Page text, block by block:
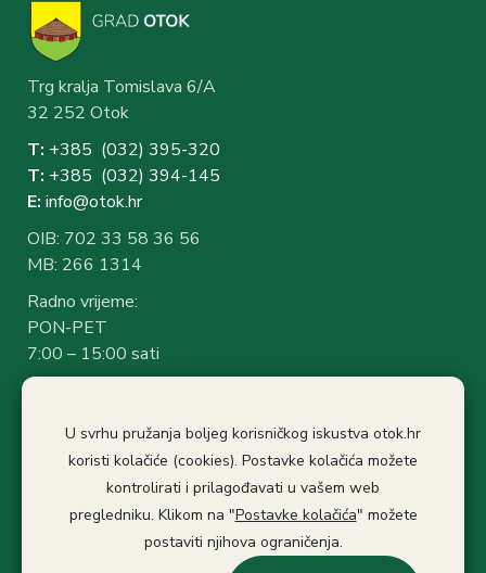
Trg kralja Tomislava 6/A
32 252 Otok
T: +385 (032) 395-320
T: +385 (032) 394-145
E: info@otok.hr
OIB: 702 33 58 36 56
MB: 266 1314
Radno vrijeme:
PON-PET
7:00 – 15:00 sati
Stanka: 10:30-11.00
Politika privatnosti
Izjava o pristupačnosti
Pristup informacijama
U svrhu pružanja boljeg korisničkog iskustva otok.hr
koristi kolačiće (cookies). Postavke kolačića možete
kontrolirati i prilagođavati u vašem web
pregledniku. Klikom na "Postavke kolačića" možete
postaviti njihova ograničenja.